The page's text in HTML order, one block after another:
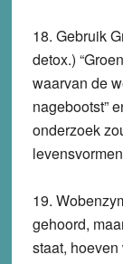
18. Gebruik
detox.)
waarvan de
nagebootst”
onderzoek
19.
gehoord,
staat,